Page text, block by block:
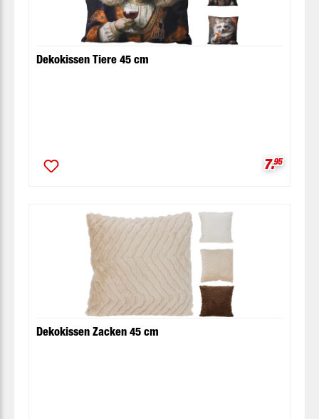
Dekokissen Tiere 45 cm
7.95
Dekokissen Zacken 45 cm